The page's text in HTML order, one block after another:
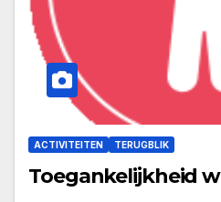
ACTIVITEITEN TERUGBLIK
Toegankelijkheid